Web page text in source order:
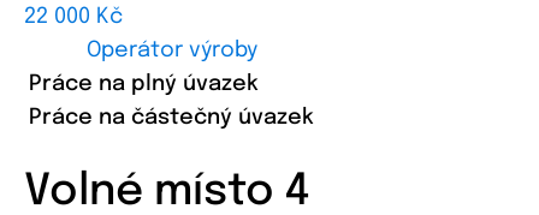
22 000 Kč
Operátor výroby
Práce na plný úvazek
Práce na částečný úvazek
Volné místo 4